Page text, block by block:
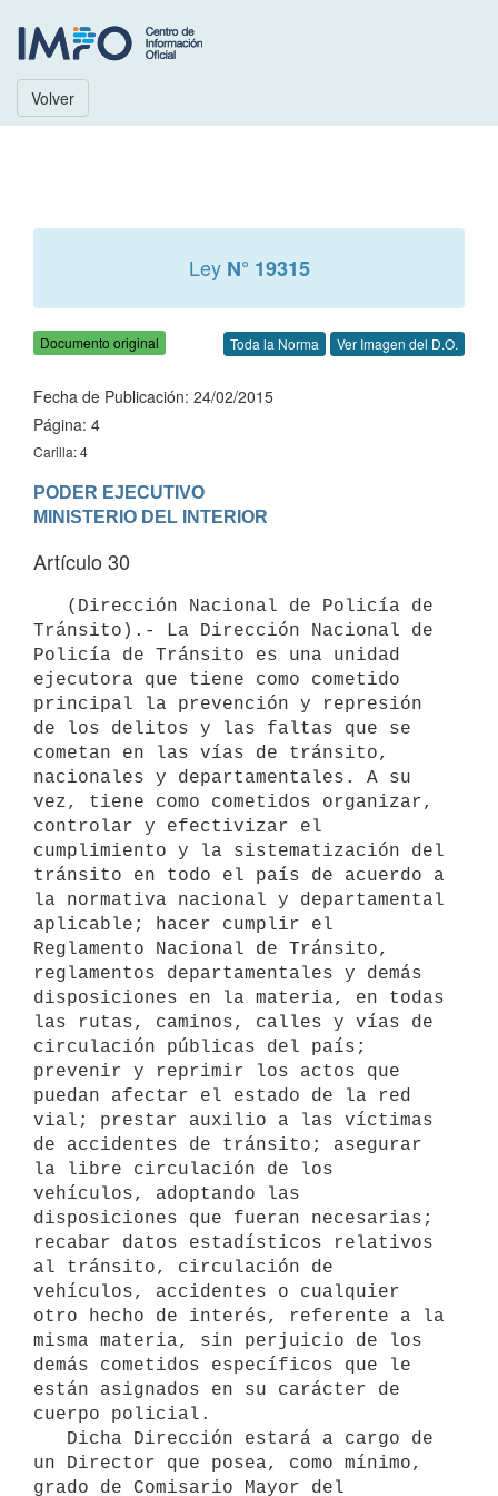
Volver
Ley N° 19315
Documento original Toda la Norma Ver Imagen del D.O.
Fecha de Publicación: 24/02/2015
Página: 4
Carilla: 4
PODER EJECUTIVO
Artículo 30
Tránsito).- La Dirección Nacional de
Policía de Tránsito es una unidad
ejecutora que tiene como cometido
principal la prevención y represión
de los delitos y las faltas que se
cometan en las vías de tránsito,
nacionales y departamentales. A su
vez, tiene como cometidos organizar,
controlar y efectivizar el
cumplimiento y la sistematización del
tránsito en todo el país de acuerdo a
la normativa nacional y departamental
aplicable; hacer cumplir el
Reglamento Nacional de Tránsito,
reglamentos departamentales y demás
disposiciones en la materia, en todas
las rutas, caminos, calles y vías de
circulación públicas del país;
prevenir y reprimir los actos que
puedan afectar el estado de la red
vial; prestar auxilio a las víctimas
de accidentes de tránsito; asegurar
la libre circulación de los
vehículos, adoptando las
disposiciones que fueran necesarias;
recabar datos estadísticos relativos
al tránsito, circulación de
vehículos, accidentes o cualquier
otro hecho de interés, referente a la
misma materia, sin perjuicio de los
demás cometidos específicos que le
están asignados en su carácter de
cuerpo policial.
un Director que posea, como mínimo,
grado de Comisario Mayor del